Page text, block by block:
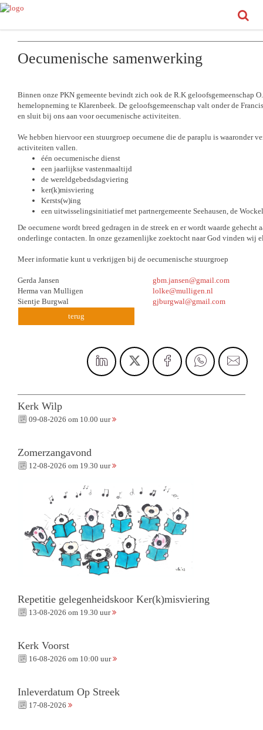
Oecumenische samenwerking
Binnen onze PKN gemeente bevindt zich ook de R.K geloofsgemeenschap
hemelopneming te Klarenbeek. De geloofsgemeenschap valt onder de
en sluit bij ons aan voor oecumenische activiteiten.
We hebben hiervoor een stuurgroep oecumene die de paraplu is waaronder
activiteiten vallen.
één oecumenische dienst
een jaarlijkse vastenmaaltijd
de wereldgebedsdagviering
ker(k)misviering
Kersts(w)ing
een uitwisselingsinitiatief met partnergemeente Seehausen, de
De oecumene wordt breed gedragen in de streek en er wordt waarde gehecht
onderlinge contacten. In onze gezamenlijke zoektocht naar God vinden wij
Meer informatie kunt u verkrijgen bij de oecumenische stuurgroep
Gerda Jansen
gbm.jansen@gmail.com
Herma van Mulligen
lolke@mulligen.nl
Sientje Burgwal
gjburgwal@gmail.com
terug
Kerk Wilp
09-08-2026 om 10.00 uur
Zomerzangavond
12-08-2026 om 19.30 uur
Repetitie gelegenheidskoor Ker(k)misviering
13-08-2026 om 19.30 uur
Kerk Voorst
16-08-2026 om 10:00 uur
Inleverdatum Op Streek
17-08-2026